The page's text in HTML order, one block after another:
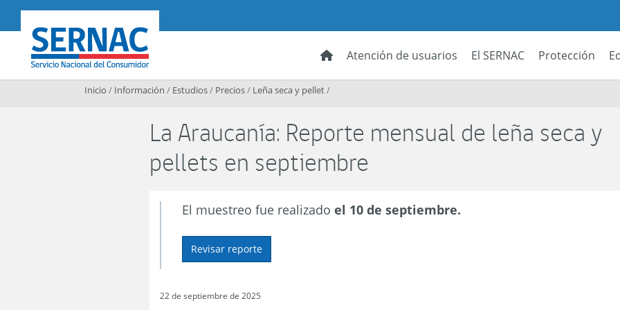
SERNAC
Atención de usuarios El SERNAC Protección
Inicio / Información / Estudios/ Precios/ Leña seca y pellet/
La Araucanía: Reporte mensual de leña seca y
pellets en septiembre
El muestreo fue realizadoel 10 de septiembre.
Revisar reporte
22 de septiembre de 2025